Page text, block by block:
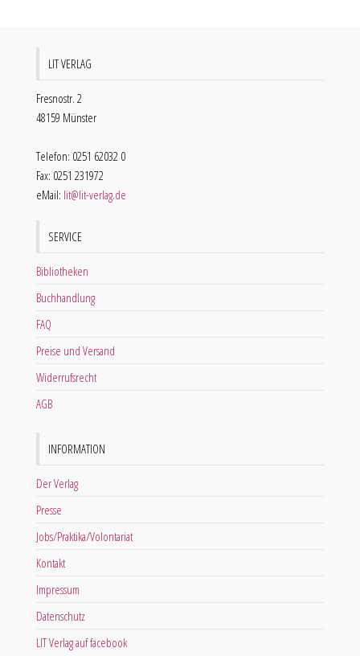
LIT VERLAG
Fresnostr. 2
48159 Münster
Telefon: 0251 62032 0
Fax: 0251 231972
eMail: lit@lit-verlag.de
SERVICE
Bibliotheken
Buchhandlung
FAQ
Preise und Versand
Widerrufsrecht
AGB
INFORMATION
Der Verlag
Presse
Jobs/Praktika/Volontariat
Kontakt
Impressum
Datenschutz
LIT Verlag auf facebook